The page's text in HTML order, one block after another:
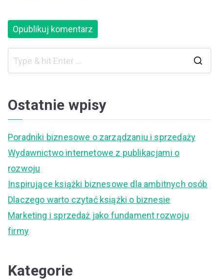
Ostatnie wpisy
Poradniki biznesowe o zarządzaniu i sprzedaży
Wydawnictwo internetowe z publikacjami o
rozwoju
Inspirujące książki biznesowe dla ambitnych osób
Dlaczego warto czytać książki o biznesie
Marketing i sprzedaż jako fundament rozwoju
firmy
Kategorie